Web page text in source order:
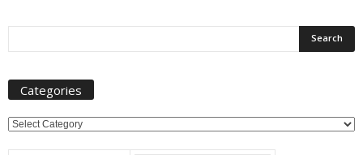
Categories
Categories